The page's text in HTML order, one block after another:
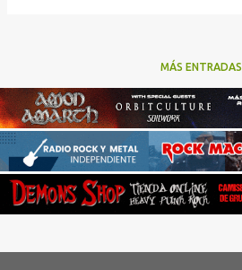
MÁS ENTRADAS